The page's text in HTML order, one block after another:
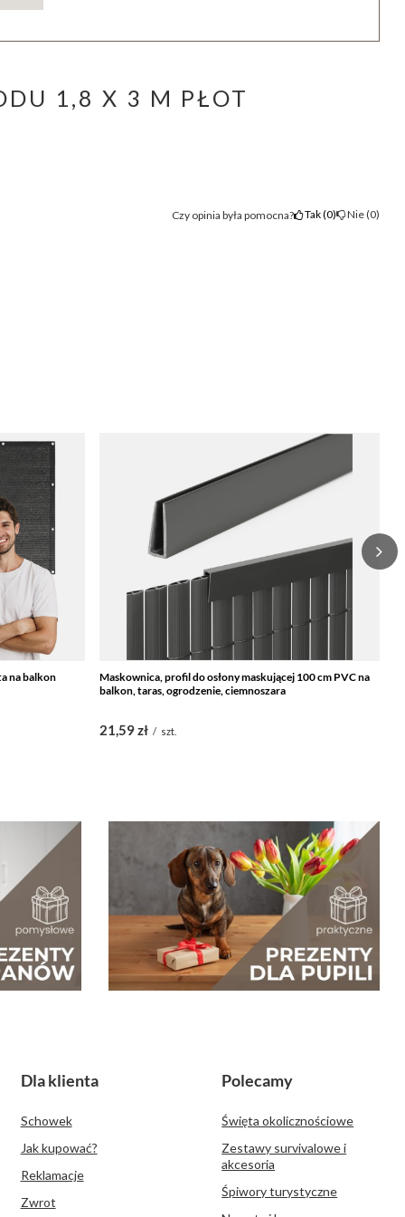
1,8 X 3 M PŁOT
Czy opinia była pomocna? Tak 0 Nie 0
na balkon
Maskownica, profil do osłony maskującej 100 cm PVC na
balkon, taras, ogrodzenie, ciemnoszara
21,59 zł / szt.
Dla klienta
Schowek
Jak kupować?
Reklamacje
Zwrot
Polecamy
Święta okolicznościowe
Zestawy survivalowe i
akcesoria
Śpiwory turystyczne